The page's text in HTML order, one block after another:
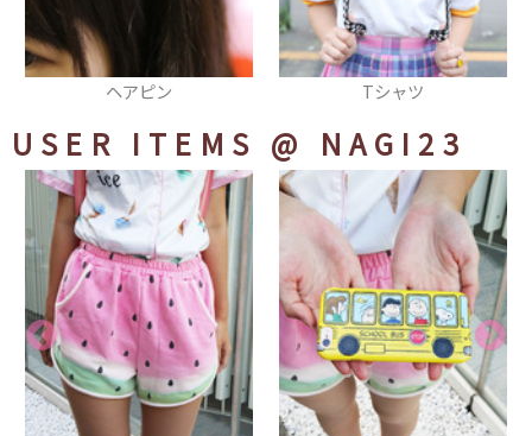
Tシャツ タイツ
USER ITEMS @ NAGI23